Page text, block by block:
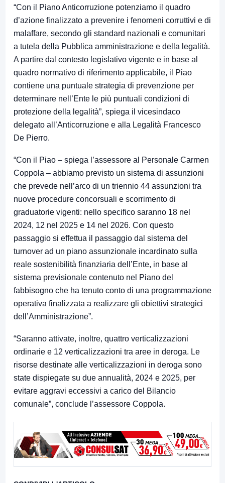
“Con il Piano Anticorruzione potenziamo il quadro
d’azione finalizzato a prevenire i fenomeni corruttivi e di
malaffare, secondo gli standard nazionali e comunitari
a tutela della Pubblica amministrazione e della legalità.
A partire dal contesto legislativo vigente e in base al
quadro normativo di riferimento applicabile, il Piao
contiene una puntuale strategia di prevenzione per
determinare nell’Ente le più puntuali condizioni di
protezione della legalità”, spiega il vicesindaco
delegato all’Anticorruzione e alla Legalità Francesco
De Pierro.
“Con il Piao – spiega l’assessore al Personale Carmen
Coppola – abbiamo previsto un sistema di assunzioni
che prevede nell’arco di un triennio 44 assunzioni tra
nuove procedure concorsuali e scorrimento di
graduatorie vigenti: nello specifico saranno 18 nel
2024, 12 nel 2025 e 14 nel 2026. Con questo
passaggio si effettua il passaggio dal sistema del
turnover ad un piano assunzionale incardinato sulla
reale sostenibilità finanziaria dell’Ente, in base al
sistema previsionale contenuto nel Piano del
fabbisogno che ha tenuto conto di una programmazione
operativa finalizzata a realizzare gli obiettivi strategici
dell’Amministrazione”.
“Saranno attivate, inoltre, quattro verticalizzazioni
ordinarie e 12 verticalizzazioni tra aree in deroga. Le
risorse destinate alle verticalizzazioni in deroga sono
state dispiegate su due annualità, 2024 e 2025, per
evitare aggravi eccessivi a carico del Bilancio
comunale”, conclude l’assessore Coppola.